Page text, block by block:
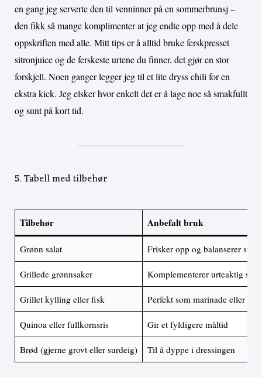
en gang jeg serverte den til venninner på en sommerbrunsj –
den fikk så mange komplimenter at jeg endte opp med å dele
oppskriften med alle. Mitt tips er å alltid bruke ferskpresset
sitronjuice og de ferskeste urtene du finner, det gjør en stor
forskjell. Noen ganger legger jeg til et lite dryss chili for en
ekstra kick. Jeg elsker hvor enkelt det er å lage noe så smakfullt
og sunt på kort tid.
5. Tabell med tilbehør
Tilbehør Anbefalt bruk
Grønn salat Frisker opp og balanserer
Grillede grønnsaker Komplementerer urteaktig
Grillet kylling eller fisk Perfekt som marinade eller
Quinoa eller fullkornsris Gir et fyldigere måltid
Brød (gjerne grovt eller surdeig) Til å dyppe i dressingen